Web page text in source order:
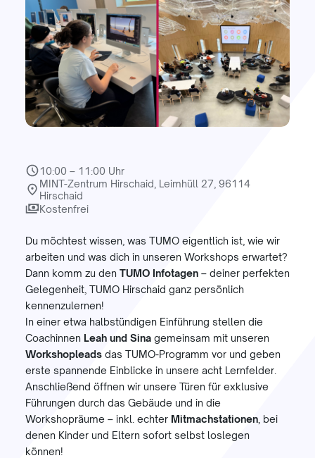
10:00 – 11:00 Uhr
MINT-Zentrum Hirschaid, Leimhüll 27, 96114
Hirschaid
Kostenfrei
Du möchtest wissen, was TUMO eigentlich ist, wie wir
arbeiten und was dich in unseren Workshops erwartet?
Dann komm zu den TUMO Infotagen – deiner perfekten
Gelegenheit, TUMO Hirschaid ganz persönlich
kennenzulernen!
In einer etwa halbstündigen Einführung stellen die
Coachinnen Leah und Sina gemeinsam mit unseren
Workshopleads das TUMO-Programm vor und geben
erste spannende Einblicke in unsere acht Lernfelder.
Anschließend öffnen wir unsere Türen für exklusive
Führungen durch das Gebäude und in die
Workshopräume – inkl. echter Mitmachstationen , bei
denen Kinder und Eltern sofort selbst loslegen
können!